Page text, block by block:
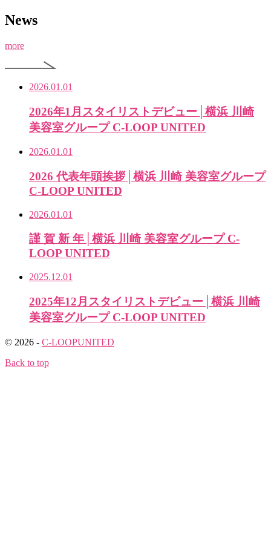
News
more
2026.01.01
2026年1月スタイリストデビュー│横浜 川崎
美容室グループ C-LOOP UNITED
2026.01.01
2026 代表年頭挨拶│横浜 川崎 美容室グループ
C-LOOP UNITED
2026.01.01
謹 賀 新 年│横浜 川崎 美容室グループ C-
LOOP UNITED
2025.12.01
2025年12月スタイリストデビュー│横浜 川崎
美容室グループ C-LOOP UNITED
© 2026 - C-LOOPUNITED
Back to top